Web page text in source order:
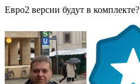
Евро2 версии будут в комплекте?